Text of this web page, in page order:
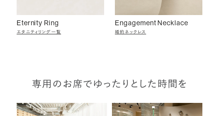
Eternity Ring
エタニティリング一覧
Engagement Necklace
婚約ネックレス
専用のお席でゆったりとした時間を